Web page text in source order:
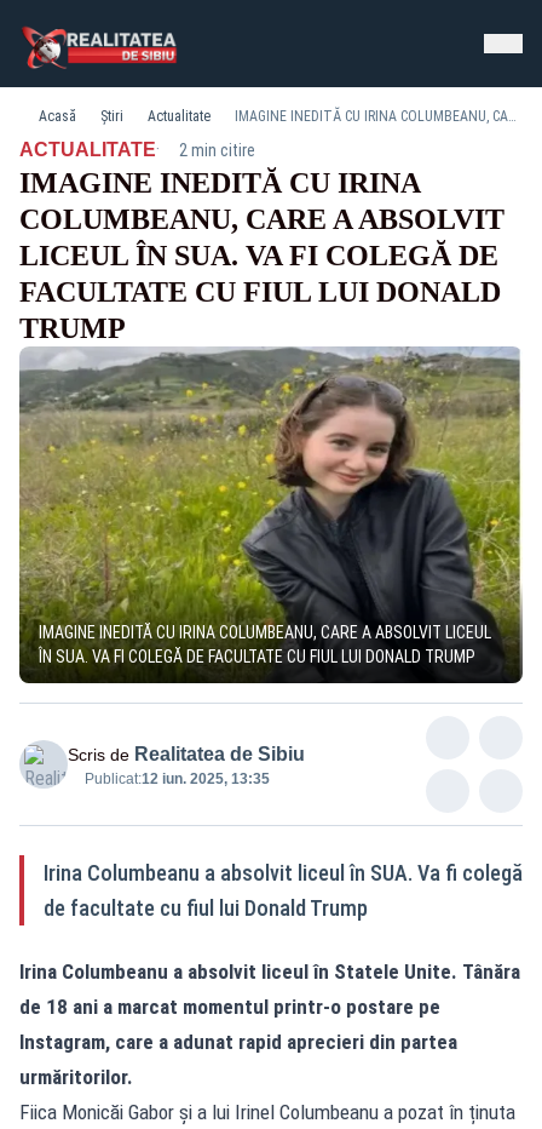
Acasă Știri Actualitate IMAGINE INEDITĂ CU IRINA COLUMBEANU, CARE A ABSOLVIT LICEUL ÎN SUA. VA FI COLEGĂ DE FACULTATE CU FIUL LUI DONALD TRUMP
ACTUALITATE· 2 min citire
IMAGINE INEDITĂ CU IRINA
COLUMBEANU, CARE A ABSOLVIT
LICEUL ÎN SUA. VA FI COLEGĂ DE
FACULTATE CU FIUL LUI DONALD
TRUMP
IMAGINE INEDITĂ CU IRINA COLUMBEANU, CARE A ABSOLVIT LICEUL
ÎN SUA. VA FI COLEGĂ DE FACULTATE CU FIUL LUI DONALD TRUMP
Scris de Realitatea de Sibiu
Publicat:12 iun. 2025, 13:35
Irina Columbeanu a absolvit liceul în SUA. Va fi colegă
de facultate cu fiul lui Donald Trump
Irina Columbeanu a absolvit liceul în Statele Unite. Tânăra
de 18 ani a marcat momentul printr-o postare pe
Instagram, care a adunat rapid aprecieri din partea
urmăritorilor.
Fiica Monicăi Gabor și a lui Irinel Columbeanu a pozat în ținuta